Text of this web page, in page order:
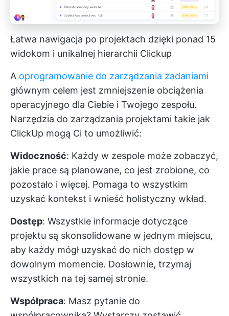
Łatwa nawigacja po projektach dzięki ponad 15
widokom i unikalnej hierarchii Clickup
A oprogramowanie do zarządzania zadaniami
głównym celem jest zmniejszenie obciążenia
operacyjnego dla Ciebie i Twojego zespołu.
Narzędzia do zarządzania projektami takie jak
ClickUp mogą Ci to umożliwić:
Widoczność: Każdy w zespole może zobaczyć,
jakie prace są planowane, co jest zrobione, co
pozostało i więcej. Pomaga to wszystkim
uzyskać kontekst i wnieść holistyczny wkład.
Dostęp: Wszystkie informacje dotyczące
projektu są skonsolidowane w jednym miejscu,
aby każdy mógł uzyskać do nich dostęp w
dowolnym momencie. Dosłownie, trzymaj
wszystkich na tej samej stronie.
Współpraca: Masz pytanie do